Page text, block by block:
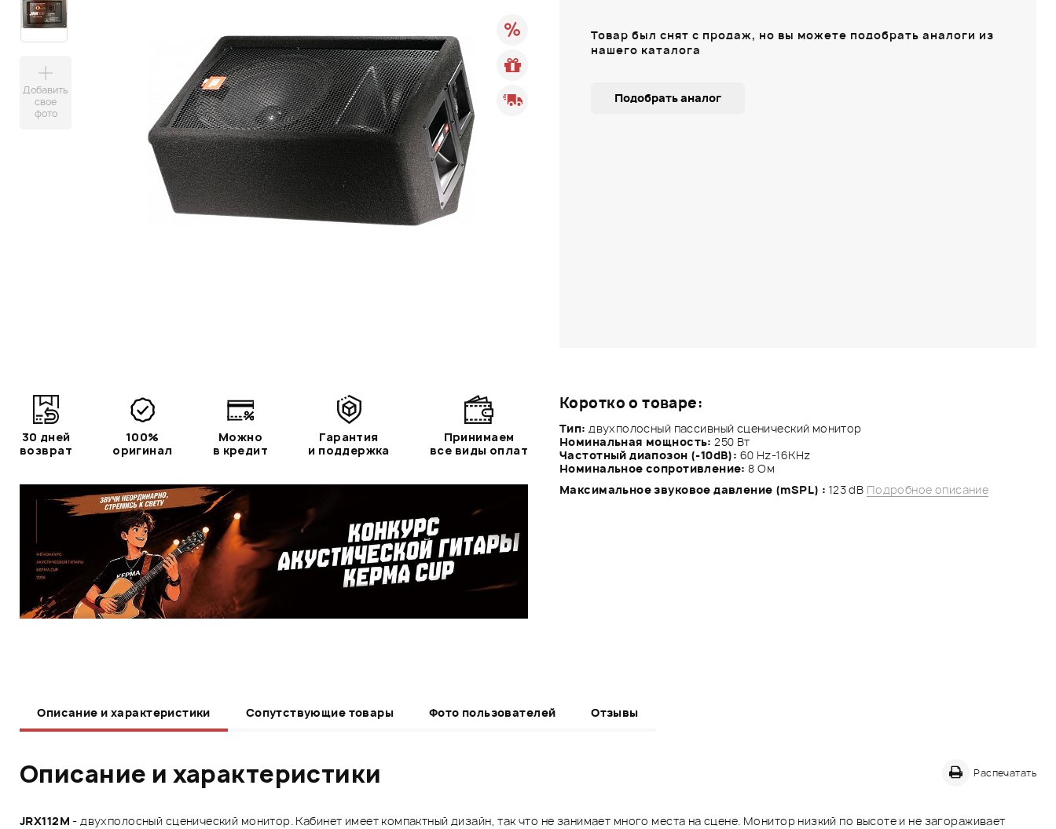
Добавить
свое
фото
Коротко о товаре:
Тип: двухполосный пассивный сценический монитор
Номинальная мощность: 250 Вт
Частотный диапозон (-10dB): 60 Hz-16KHz
Номинальное сопротивление: 8 Ом
Максимальное звуковое давление (mSPL) : 123 dB Подробное описание
Товар был снят с продаж, но вы можете подобрать аналоги из
нашего каталога
Подобрать аналог
30 дней
возврат
100%
оригинал
Можно
в кредит
Гарантия
и поддержка
Принимаем
все виды оплат
Описание и характеристики Сопутствующие товары Фото пользователей Отзывы
Описание и характеристики Распечатать
JRX112M - двухполосный сценический монитор. Кабинет имеет компактный дизайн, так что не занимает много места на сцене. Монитор низкий по высоте и не загораживает